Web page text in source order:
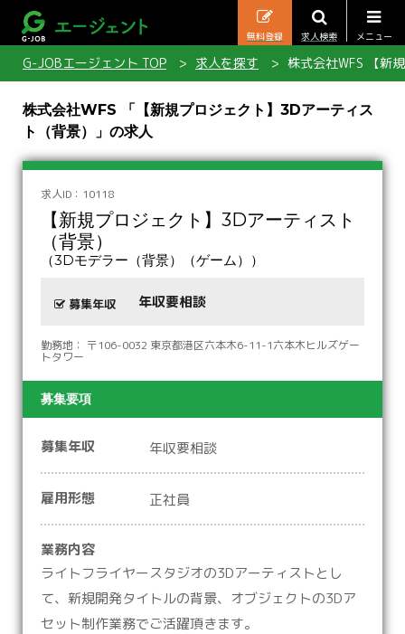
メニュー
求人検索
無料登録
G-JOBエージェント TOP 求人を探す 株式会社WFS 【新
株式会社WFS 「【新規プロジェクト】3Dアーティス
ト（背景）」の求人
求人ID：10118
【新規プロジェクト】3Dアーティスト
（背景）
（3Dモデラー（背景）（ゲーム））
募集年収 年収要相談
勤務地： 〒106-0032 東京都港区六本木6-11-1六本木ヒルズゲー
トタワー
募集要項
募集年収 年収要相談
雇用形態 正社員
業務内容
ライトフライヤースタジオの3Dアーティストとし
て、新規開発タイトルの背景、オブジェクトの3Dア
セット制作業務でご活躍頂きます。